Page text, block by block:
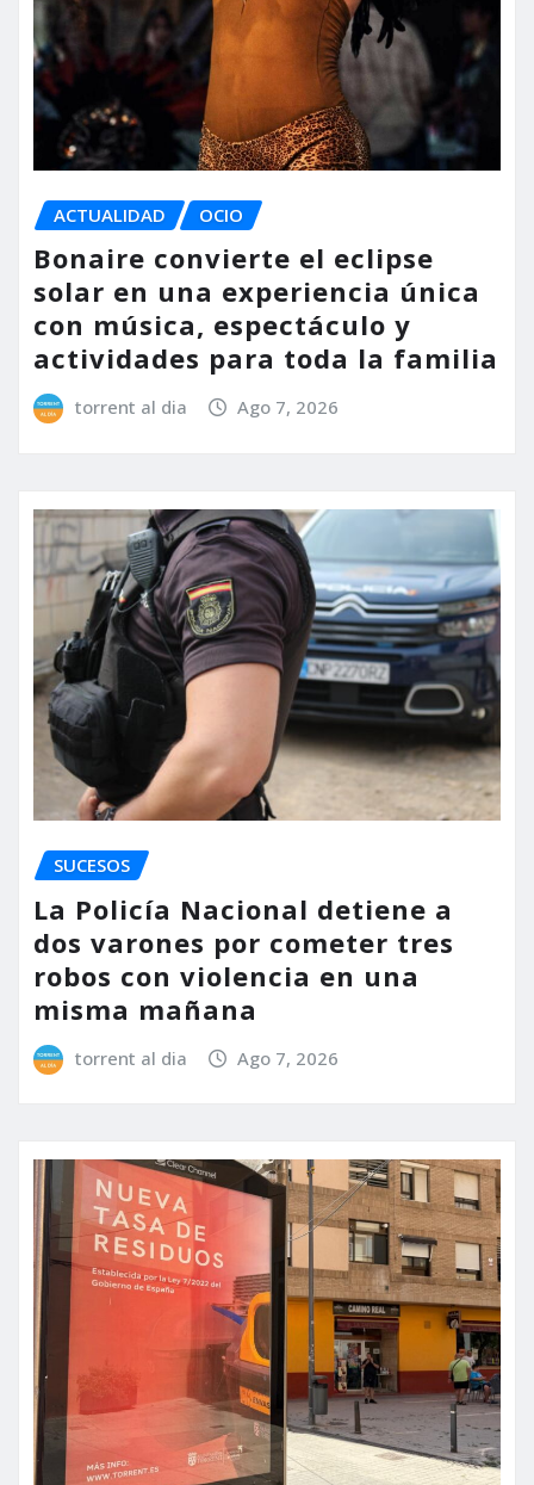
ACTUALIDAD OCIO
Bonaire convierte el eclipse
solar en una experiencia única
con música, espectáculo y
actividades para toda la familia
torrent al dia Ago 7, 2026
SUCESOS
La Policía Nacional detiene a
dos varones por cometer tres
robos con violencia en una
misma mañana
torrent al dia Ago 7, 2026